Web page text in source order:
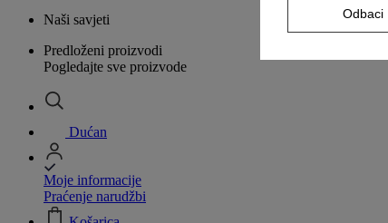
Naši savjeti
Predloženi proizvodi
Pogledajte sve proizvode
Dućan
Moje informacije
Praćenje narudžbi
Odbaci